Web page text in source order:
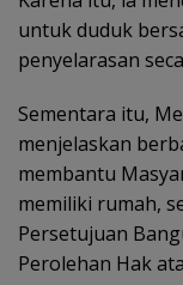
untuk duduk
penyelarasan
Sementara itu,
menjelaskan
membantu
memiliki rumah,
Persetujuan
Perolehan Hak